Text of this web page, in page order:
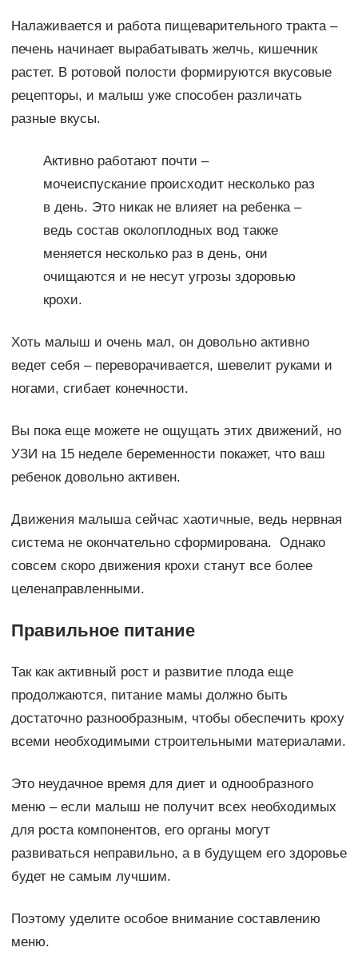
Налаживается и работа пищеварительного тракта –
печень начинает вырабатывать желчь, кишечник
растет. В ротовой полости формируются вкусовые
рецепторы, и малыш уже способен различать
разные вкусы.
Активно работают почти –
мочеиспускание происходит несколько раз
в день. Это никак не влияет на ребенка –
ведь состав околоплодных вод также
меняется несколько раз в день, они
очищаются и не несут угрозы здоровью
крохи.
Хоть малыш и очень мал, он довольно активно
ведет себя – переворачивается, шевелит руками и
ногами, сгибает конечности.
Вы пока еще можете не ощущать этих движений, но
УЗИ на 15 неделе беременности покажет, что ваш
ребенок довольно активен.
Движения малыша сейчас хаотичные, ведь нервная
система не окончательно сформирована. Однако
совсем скоро движения крохи станут все более
целенаправленными.
Правильное питание
Так как активный рост и развитие плода еще
продолжаются, питание мамы должно быть
достаточно разнообразным, чтобы обеспечить кроху
всеми необходимыми строительными материалами.
Это неудачное время для диет и однообразного
меню – если малыш не получит всех необходимых
для роста компонентов, его органы могут
развиваться неправильно, а в будущем его здоровье
будет не самым лучшим.
Поэтому уделите особое внимание составлению
меню.